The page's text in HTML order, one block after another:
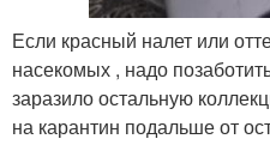
Если красный налет или
насекомых , надо
заразило остальную
на карантин подальше от